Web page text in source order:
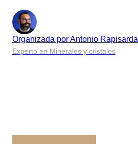
Organizada porAntonio Rapisarda
Experto en Minerales y cristales